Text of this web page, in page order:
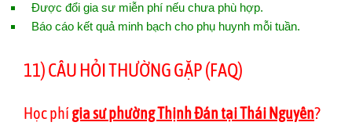
Được đổi gia sư miễn phí nếu chưa phù hợp.
Báo cáo kết quả minh bạch cho phụ huynh mỗi tuần.
11) CÂU HỎI THƯỜNG GẶP (FAQ)
Học phígia sư phường Thịnh Đán tại Thái Nguyên?